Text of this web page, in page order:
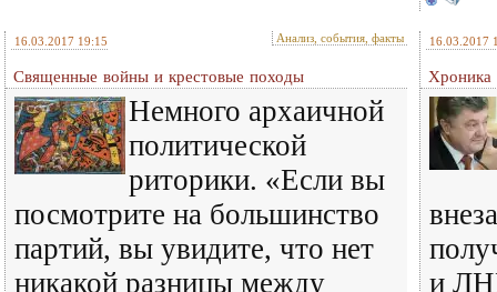
16.03.2017 19:15 Анализ, события, факты
Священные войны и крестовые походы
Немного архаичной
политической
риторики. «Если вы
посмотрите на большинство
партий, вы увидите, что нет
никакой разницы между
16.03.2017
Хроника
и